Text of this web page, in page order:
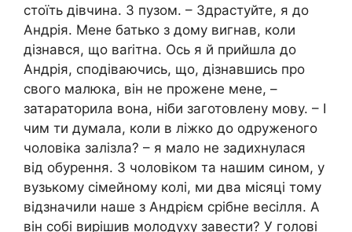
стоїть дівчина. З пузом. – Здрастуйте, я до
Андрія. Мене батько з дому вигнав, коли
дізнався, що ваrітна. Ось я й прийшла до
Андрія, сподіваючись, що, дізнавшись про
свого малюка, він не прожене мене, –
затараторила вона, ніби заготовлену мову. – І
чим ти думала, коли в ліжко до одруженого
чоловіка залізла? – я мало не задихнулася
від обурення. З чоловіком та нашим сином, у
вузькому сімейному колі, ми два місяці тому
відзначили наше з Андрієм срібне весілля. А
він собі вирішив молодуху завести? У голові